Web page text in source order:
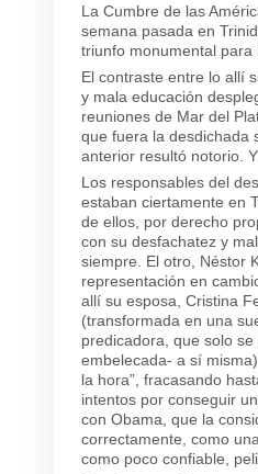
La Cumbre de las
semana pasada en
triunfo monumental para
El contraste entre lo allí
y mala educación
reuniones de Mar del
que fuera la desdichada
anterior resultó notorio.
Los responsables del
estaban ciertamente en
de ellos, por derecho
con su desfachatez y
siempre. El otro, Néstor
representación en
allí su esposa, Cristina
(transformada en una
predicadora, que solo se
embelecada- a sí
la hora”, fracasando
intentos por conseguir
con Obama, que la
correctamente, como
como poco confiable,